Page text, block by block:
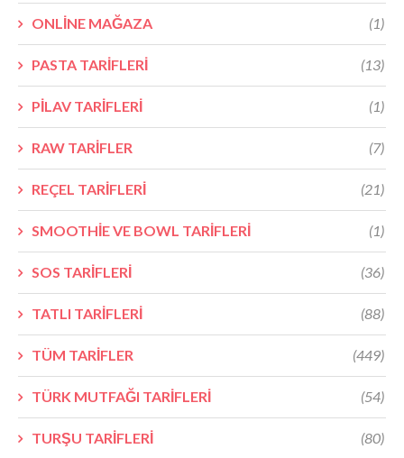
ONLİNE MAĞAZA (1)
PASTA TARİFLERİ (13)
PİLAV TARİFLERİ (1)
RAW TARİFLER (7)
REÇEL TARİFLERİ (21)
SMOOTHİE VE BOWL TARİFLERİ (1)
SOS TARİFLERİ (36)
TATLI TARİFLERİ (88)
TÜM TARİFLER (449)
TÜRK MUTFAĞI TARİFLERİ (54)
TURŞU TARİFLERİ (80)